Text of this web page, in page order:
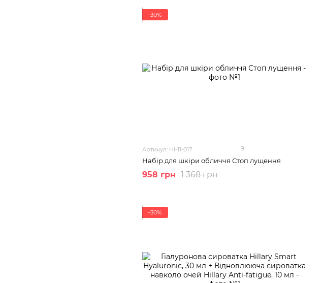
−30%
Артикул: HI-11-017 9
Набір для шкіри обличчя Стоп лущення
1 368 грн
958 грн
−30%